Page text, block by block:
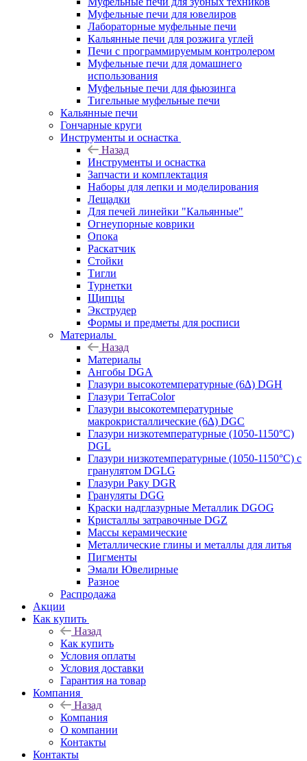
Муфельные печи для ювелиров
Лабораторные муфельные печи
Кальянные печи для розжига углей
Печи с программируемым контролером
Муфельные печи для домашнего
использования
Муфельные печи для фьюзинга
Тигельные муфельные печи
Кальянные печи
Гончарные круги
Инструменты и оснастка
Назад
Инструменты и оснастка
Запчасти и комплектация
Наборы для лепки и моделирования
Лещадки
Для печей линейки "Кальянные"
Огнеупорные коврики
Опока
Раскатчик
Стойки
Тигли
Турнетки
Щипцы
Экструдер
Формы и предметы для росписи
Материалы
Назад
Материалы
Ангобы DGA
Глазури высокотемпературные (6∆) DGH
Глазури TerraColor
Глазури высокотемпературные
макрокристаллические (6∆) DGC
Глазури низкотемпературные (1050-1150°С)
DGL
Глазури низкотемпературные (1050-1150°С) с
гранулятом DGLG
Глазури Раку DGR
Грануляты DGG
Краски надглазурные Металлик DGOG
Кристаллы затравочные DGZ
Массы керамические
Металлические глины и металлы для литья
Пигменты
Эмали Ювелирные
Разное
Распродажа
Акции
Как купить
Назад
Как купить
Условия оплаты
Условия доставки
Гарантия на товар
Компания
Назад
Компания
О компании
Контакты
Контакты